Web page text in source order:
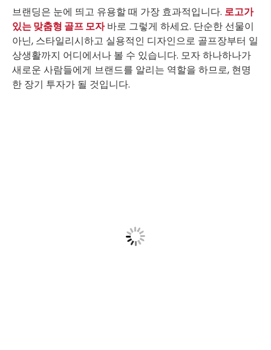
브랜딩은 눈에 띄고 유용할 때 가장 효과적입니다. 로고가
있는 맞춤형 골프 모자바로 그렇게 하세요. 단순한 선물이
아닌, 스타일리시하고 실용적인 디자인으로 골프장부터 일
상생활까지 어디에서나 볼 수 있습니다. 모자 하나하나가
새로운 사람들에게 브랜드를 알리는 역할을 하므로, 현명
한 장기 투자가 될 것입니다.